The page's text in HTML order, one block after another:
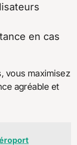
en cas
vous maximisez
agréable et